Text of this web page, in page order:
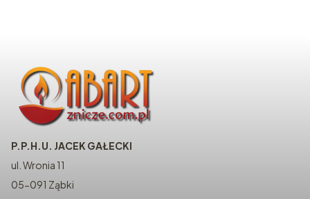
P.P.H.U. JACEK GAŁECKI
ul. Wronia 11
05-091 Ząbki